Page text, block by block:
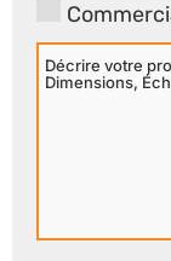
Décrire
votre